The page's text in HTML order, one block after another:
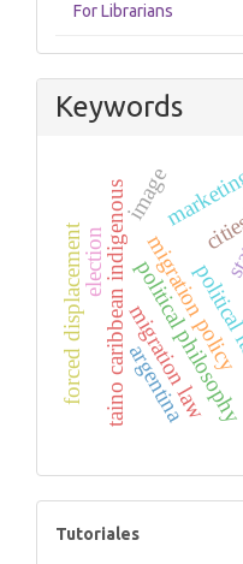
For Librarians
Keywords
political
migration policy
migration law
taino caribbean indigenousimage
election
argentina
forced displacement
tutoriales
Tutoriales